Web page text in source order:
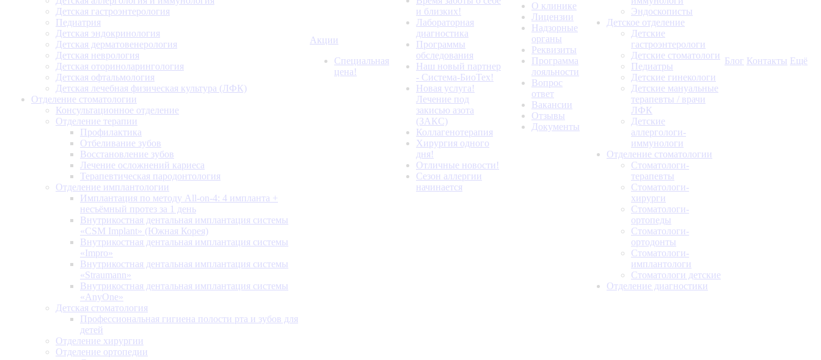
Детская гастроэнтерология
Педиатрия
Детская эндокринология
Детская дерматовенерология
Детская неврология
Детская оториноларингология
Детская офтальмология
Детская лечебная физическая культура (ЛФК)
Отделение стоматологии
Консультационное отделение
Отделение терапии
Профилактика
Отбеливание зубов
Восстановление зубов
Лечение осложнений кариеса
Терапевтическая пародонтология
Отделение имплантологии
Имплантация по методу All-on-4: 4 импланта +
несъёмный протез за 1 день
Внутрикостная дентальная имплантация системы
«CSM Implant» (Южная Корея)
Внутрикостная дентальная имплантация системы
«Impro»
Внутрикостная дентальная имплантация системы
«Straumann»
Внутрикостная дентальная имплантация системы
«AnyOne»
Детская стоматология
Профессиональная гигиена полости рта и зубов для
детей
Отделение хирургии
Отделение ортопедии
Акции
Специальная
цена!
и близких!
Лабораторная
диагностика
Программы
обследования
Наш новый партнер
- Система-БиоТех!
Новая услуга!
Лечение под
закисью азота
(ЗАКС)
Коллагенотерапия
Хирургия одного
дня!
Отличные новости!
Сезон аллергии
начинается
О клинике
Лицензии
Надзорные
органы
Реквизиты
Программа
лояльности
Вопрос
ответ
Вакансии
Отзывы
Документы
Эндоскописты
Детское отделение
Детские
гастроэнтерологи
Детские стоматологи
Педиатры
Детские гинекологи
Детские мануальные
терапевты / врачи
ЛФК
Детские
аллергологи-
иммунологи
Отделение стоматологии
Стоматологи-
терапевты
Стоматологи-
хирурги
Стоматологи-
ортопеды
Стоматологи-
ортодонты
Стоматологи-
имплантологи
Стоматологи детские
Отделение диагностики
Блог Контакты Ещё